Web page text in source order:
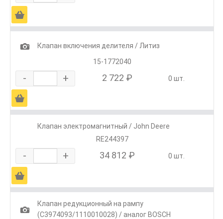
Ä
1
Клапан включения делителя / Литиз
15-1772040
- + 2 722 ₽ 0 шт.
Ä
Клапан электромагнитный / John Deere
RE244397
- + 34 812 ₽ 0 шт.
Ä
1
Клапан редукционный на рампу
(C3974093/1110010028) / аналог BOSCH